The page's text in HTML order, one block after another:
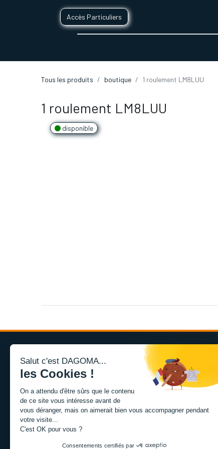
Accès Particuliers
Tous les produits boutique 1 roulement LM8LUU
1 roulement LM8LUU
disponible
L'expertise de la fabrication additive francaise, au service
de vos projets.
TISSEL
84 avenue de la Fosse aux Chenes
59100 Roubaix, France
Salut c'est DAGOMA...
les Cookies !
On a attendu d'être sûrs que le contenu
de ce site vous intéresse avant de
vous déranger, mais on aimerait bien vous accompagner pendant
votre visite...
C'est OK pour vous ?
Consentements certifiés par